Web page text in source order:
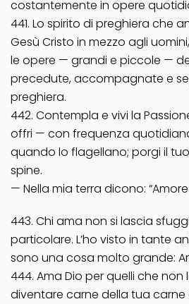
costantemente in opere
441. Lo spirito di preghiera che
Gesù Cristo in mezzo agli
le opere — grandi e piccole —
precedute, accompagnate e
preghiera.
442. Contempla e vivi la
offri — con frequenza
quando lo flagellano; porgi il
spine.
— Nella mia terra dicono:
443. Chi ama non si lascia
particolare. L’ho visto in tante
sono una cosa molto grande:
444. Ama Dio per quelli che
diventare carne della tua carne